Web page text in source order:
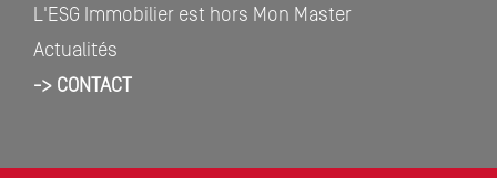
L'ESG Immobilier est hors Mon Master
Actualités
-> CONTACT